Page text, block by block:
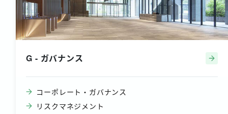
G - ガバナンス
コーポレート・ガバナンス
リスクマネジメント